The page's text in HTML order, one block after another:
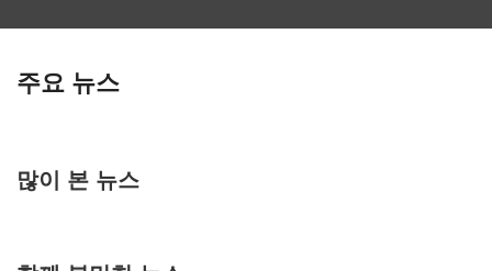
주요 뉴스
많이 본 뉴스